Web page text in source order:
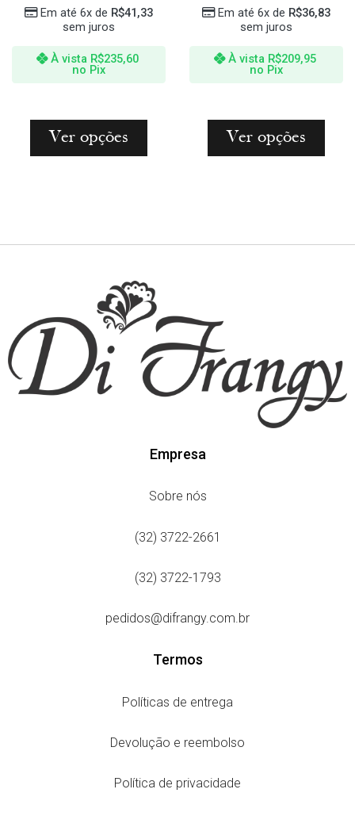
À vista R$235,60
no Pix
Em até 6x de R$41,33
sem juros
Ver opções
À vista R$209,95
no Pix
Em até 6x de R$36,83
sem juros
Ver opções
Empresa
Sobre nós
(32) 3722-2661
(32) 3722-1793
pedidos@difrangy.com.br
Termos
Políticas de entrega
Devolução e reembolso
Política de privacidade